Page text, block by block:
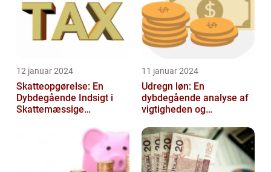
12 januar 2024
Skatteopgørelse: En
Dybdegående Indsigt i
Skattemæssige
11 januar 2024
Udregn løn: En
dybdegående analyse af
vigtigheden og
lønudregninger